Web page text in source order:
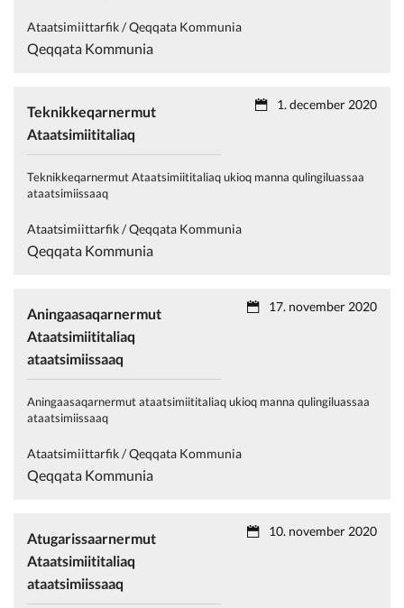
Ataatsimiittarfik / Qeqqata Kommunia
Qeqqata Kommunia
Teknikkeqarnermut
Ataatsimiititaliaq
Teknikkeqarnermut Ataatsimiititaliaq ukioq manna qulingiluassaa
ataatsimiissaaq
1. december 2020
Ataatsimiittarfik / Qeqqata Kommunia
Qeqqata Kommunia
Aningaasaqarnermut
Ataatsimiititaliaq
ataatsimiissaaq
Aningaasaqarnermut ataatsimiititaliaq ukioq manna qulingiluassaa
ataatsimiissaaq
17. november 2020
Ataatsimiittarfik / Qeqqata Kommunia
Qeqqata Kommunia
Atugarissaarnermut
Ataatsimiititaliaq
ataatsimiissaaq
10. november 2020